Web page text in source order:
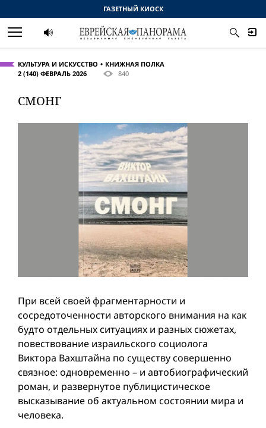
КУЛЬТУРА И ИСКУССТВО
КНИЖНАЯ ПОЛКА
2 (140) ФЕВРАЛЬ 2026
840
СМОНГ
При всей своей фрагментарности и
сосредоточенности авторского внимания на как
будто отдельных ситуациях и разных сюжетах,
повествование израильского социолога
Виктора Вахштайна по существу совершенно
связное: одновременно – и автобиографический
роман, и развернутое публицистическое
высказывание об актуальном состоянии мира и
человека.
ГАЗЕТНЫЙ КИОСК